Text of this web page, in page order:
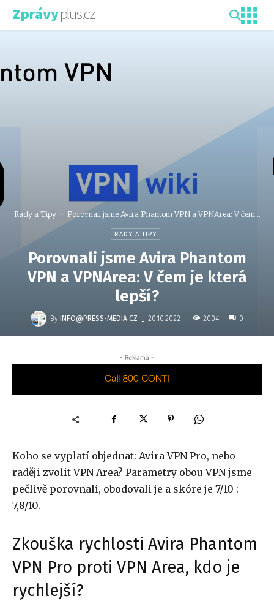
Zprávyplus.cz
Rady a Tipy Porovnali jsme Avira Phantom VPN a VPNArea: V čem...
RADY A TIPY
Porovnali jsme Avira Phantom
VPN a VPNArea: V čem je která
lepší?
By INFO@PRESS-MEDIA.CZ - 20.10.2022 2004 0
- Reklama -
Koho se vyplatí objednat: Avira VPN Pro, nebo
raději zvolit VPN Area? Parametry obou VPN jsme
pečlivě porovnali, obodovali je a skóre je 7/10 :
7,8/10.
Zkouška rychlosti Avira Phantom
VPN Pro proti VPN Area, kdo je
rychlejší?